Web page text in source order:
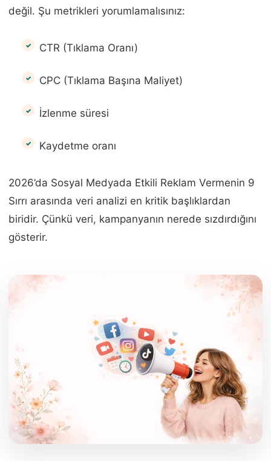
değil. Şu metrikleri yorumlamalısınız:
CTR (Tıklama Oranı)
CPC (Tıklama Başına Maliyet)
İzlenme süresi
Kaydetme oranı
2026’da Sosyal Medyada Etkili Reklam Vermenin 9
Sırrı arasında veri analizi en kritik başlıklardan
biridir. Çünkü veri, kampanyanın nerede sızdırdığını
gösterir.